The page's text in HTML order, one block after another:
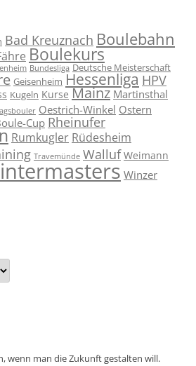
Bad Kreuznach Boulebahn
Boulekurs
Bundesliga Deutsche Meisterschaft
Geisenheim Hessenliga HPV
Kugeln Kurse Mainz Martinsthal
Oestrich-Winkel Ostern
Cup Rheinufer
Rumkugler Rüdesheim
Travemünde Walluf Weimann
Winzer
wenn man die Zukunft gestalten will.